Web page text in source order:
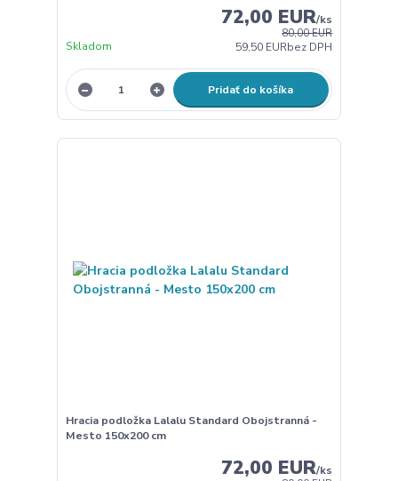
80,00 EUR
72,00 EUR/ks
59,50 EURbez DPH
Skladom
Pridať do košíka
Hracia podložka Lalalu Standard Obojstranná -
Mesto 150x200 cm
72,00 EUR/ks